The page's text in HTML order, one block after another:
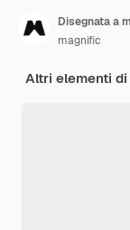
Disegnata a
magnific
Altri elementi